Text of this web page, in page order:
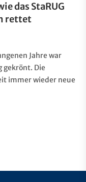
das StaRUG
rettet
Jahre war
gekrönt. Die
immer wieder neue